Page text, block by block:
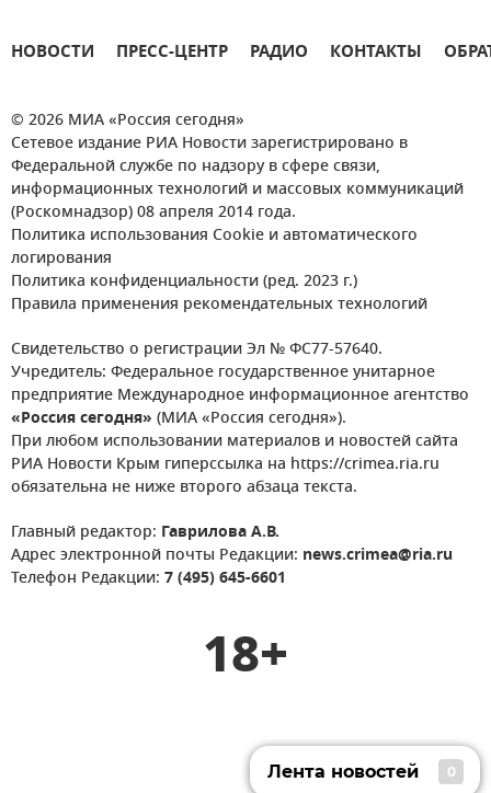
НОВОСТИ ПРЕСС-ЦЕНТР РАДИО КОНТАКТЫ
© 2026 МИА «Россия сегодня»
Сетевое издание РИА Новости зарегистрировано в
Федеральной службе по надзору в сфере связи,
информационных технологий и массовых коммуникаций
(Роскомнадзор) 08 апреля 2014 года.
Политика использования Cookie и автоматического
логирования
Политика конфиденциальности (ред. 2023 г.)
Правила применения рекомендательных технологий
Свидетельство о регистрации Эл № ФС77-57640.
Учредитель: Федеральное государственное унитарное
предприятие Международное информационное агентство
«Россия сегодня» (МИА «Россия сегодня»).
При любом использовании материалов и новостей сайта
РИА Новости Крым гиперссылка на https://crimea.ria.ru
обязательна не ниже второго абзаца текста.
Главный редактор: Гаврилова А.В.
Адрес электронной почты Редакции: news.crimea@ria.ru
Телефон Редакции: 7 (495) 645-6601
18+
Лента новостей 0